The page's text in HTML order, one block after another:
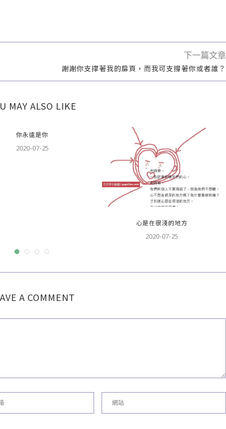
下一篇文章
謝謝你支撑著我的扉頁，而我可支撐著你或者誰？
MAY ALSO LIKE
你永遠是你
2020-07-25
心是在很淺的地方
2020-07-25
A COMMENT